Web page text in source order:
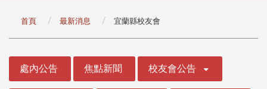
首頁 最新消息 宜蘭縣校友會
處內公告 焦點新聞 校友會公告